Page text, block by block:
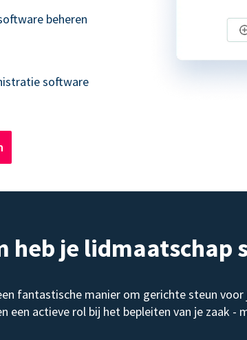
beheren
software
heb je lidmaatschap
fantastische manier om gerichte steun
een actieve rol bij het bepleiten van je zaak